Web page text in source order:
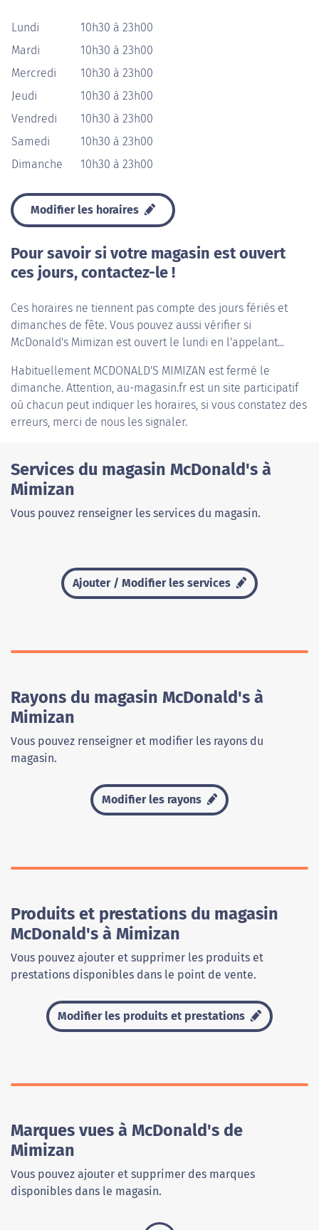
Lundi
10h30 à 23h00
Mardi
10h30 à 23h00
Mercredi
10h30 à 23h00
Jeudi
10h30 à 23h00
Vendredi
10h30 à 23h00
Samedi
10h30 à 23h00
Dimanche
10h30 à 23h00
Modifier les horaires
Pour savoir si votre magasin est ouvert
ces jours, contactez-le !
Ces horaires ne tiennent pas compte des jours fériés et
dimanches de fête. Vous pouvez aussi vérifier si
McDonald's Mimizan est ouvert le lundi en l'appelant...
Habituellement MCDONALD'S MIMIZAN est fermé le
dimanche. Attention, au-magasin.fr est un site participatif
où chacun peut indiquer les horaires, si vous constatez des
erreurs, merci de nous les signaler.
Services du magasin McDonald's à
Mimizan
Vous pouvez renseigner les services du magasin.
Ajouter / Modifier les services
Rayons du magasin McDonald's à
Mimizan
Vous pouvez renseigner et modifier les rayons du
magasin.
Modifier les rayons
Produits et prestations du magasin
McDonald's à Mimizan
Vous pouvez ajouter et supprimer les produits et
prestations disponibles dans le point de vente.
Modifier les produits et prestations
Marques vues à McDonald's de
Mimizan
Vous pouvez ajouter et supprimer des marques
disponibles dans le magasin.